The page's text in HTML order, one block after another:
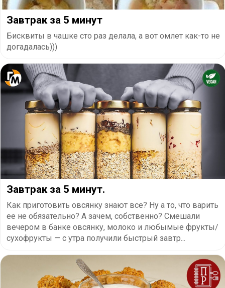
Завтрак за 5 минут
Бисквиты в чашке сто раз делала, а вот омлет как-то не
догадалась)))
Завтрак за 5 минут.
Как приготовить овсянку знают все? Ну а то, что варить
ее не обязательно? А зачем, собственно? Смешали
вечером в банке овсянку, молоко и любымые фрукты/
сухофрукты — с утра получили быстрый завтр...